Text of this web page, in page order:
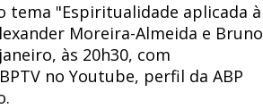
tema "Espiritualidade aplicada à
Moreira-Almeida e Bruno
às 20h30, com
no Youtube, perfil da ABP